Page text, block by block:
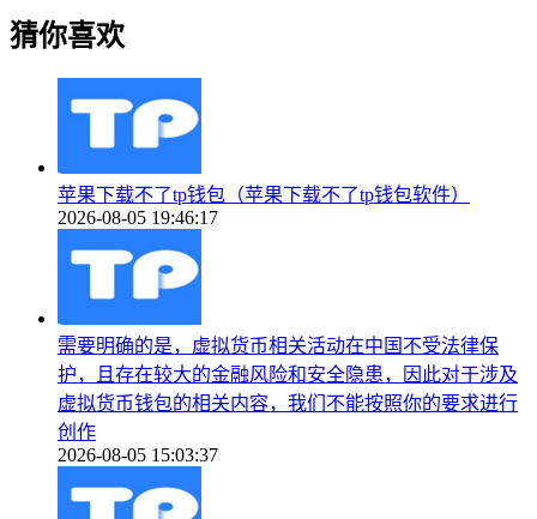
猜你喜欢
苹果下载不了tp钱包（苹果下载不了tp钱包软件）
2026-08-05 19:46:17
需要明确的是，虚拟货币相关活动在中国不受法律保
护，且存在较大的金融风险和安全隐患，因此对于涉及
虚拟货币钱包的相关内容，我们不能按照你的要求进行
创作
2026-08-05 15:03:37